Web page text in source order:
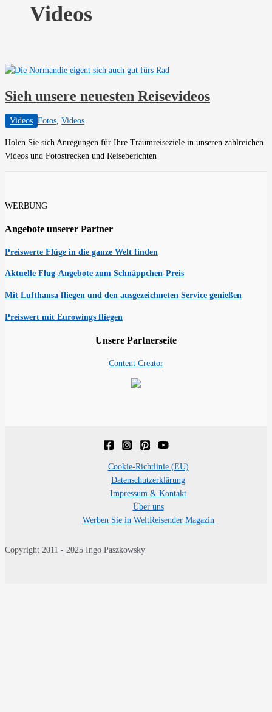
Videos
Sieh unsere neuesten Reisevideos
Videos Fotos, Videos
Holen Sie sich Anregungen für Ihre Traumreiseziele in unseren zahlreichen
Videos und Fotostrecken und Reiseberichten
WERBUNG
Angebote unserer Partner
Preiswerte Flüge in die ganze Welt finden
Aktuelle Flug-Angebote zum Schnäppchen-Preis
Mit Lufthansa fliegen und den ausgezeichneten Service genießen
Preiswert mit Eurowings fliegen
Unsere Partnerseite
Content Creator
Cookie-Richtlinie (EU)
Datenschutzerklärung
Impressum & Kontakt
Über uns
Werben Sie in WeltReisender Magazin
Copyright 2011 - 2025 Ingo Paszkowsky